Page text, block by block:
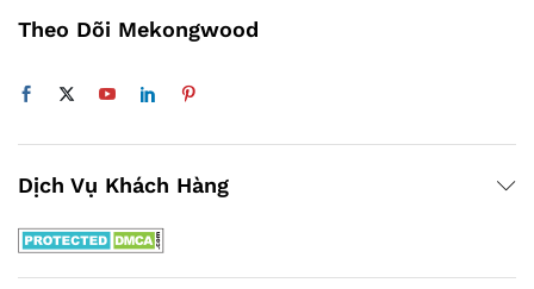
Theo Dõi Mekongwood
Dịch Vụ Khách Hàng